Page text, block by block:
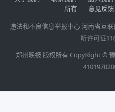
所有
意见反馈
违法和不良信息举报中心河南省互
听许可证
郑州晚报 版权所有 CopyRight ©